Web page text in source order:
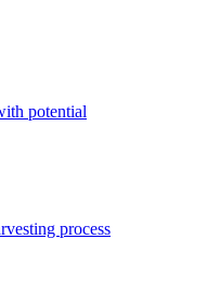
potential
process